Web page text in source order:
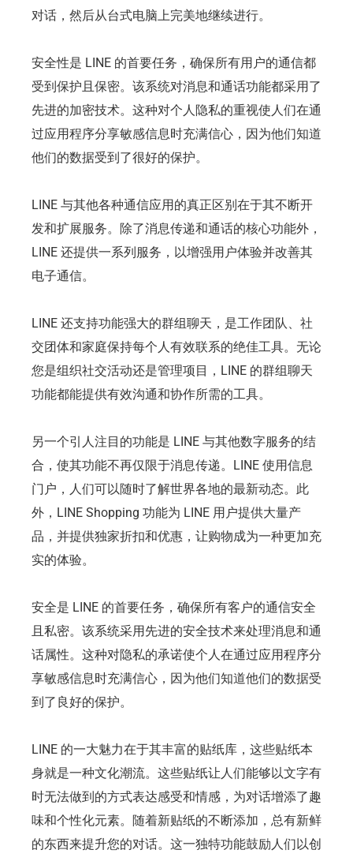
对话，然后从台式电脑上完美地继续进行。
安全性是 LINE 的首要任务，确保所有用户的通信都
受到保护且保密。该系统对消息和通话功能都采用了
先进的加密技术。这种对个人隐私的重视使人们在通
过应用程序分享敏感信息时充满信心，因为他们知道
他们的数据受到了很好的保护。
LINE 与其他各种通信应用的真正区别在于其不断开
发和扩展服务。除了消息传递和通话的核心功能外，
LINE 还提供一系列服务，以增强用户体验并改善其
电子通信。
LINE 还支持功能强大的群组聊天，是工作团队、社
交团体和家庭保持每个人有效联系的绝佳工具。无论
您是组织社交活动还是管理项目，LINE 的群组聊天
功能都能提供有效沟通和协作所需的工具。
另一个引人注目的功能是 LINE 与其他数字服务的结
合，使其功能不再仅限于消息传递。LINE 使用信息
门户，人们可以随时了解世界各地的最新动态。此
外，LINE Shopping 功能为 LINE 用户提供大量产
品，并提供独家折扣和优惠，让购物成为一种更加充
实的体验。
安全是 LINE 的首要任务，确保所有客户的通信安全
且私密。该系统采用先进的安全技术来处理消息和通
话属性。这种对隐私的承诺使个人在通过应用程序分
享敏感信息时充满信心，因为他们知道他们的数据受
到了良好的保护。
LINE 的一大魅力在于其丰富的贴纸库，这些贴纸本
身就是一种文化潮流。这些贴纸让人们能够以文字有
时无法做到的方式表达感受和情感，为对话增添了趣
味和个性化元素。随着新贴纸的不断添加，总有新鲜
的东西来提升您的对话。这一独特功能鼓励人们以创